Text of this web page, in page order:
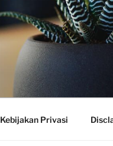
Kebijakan Privasi